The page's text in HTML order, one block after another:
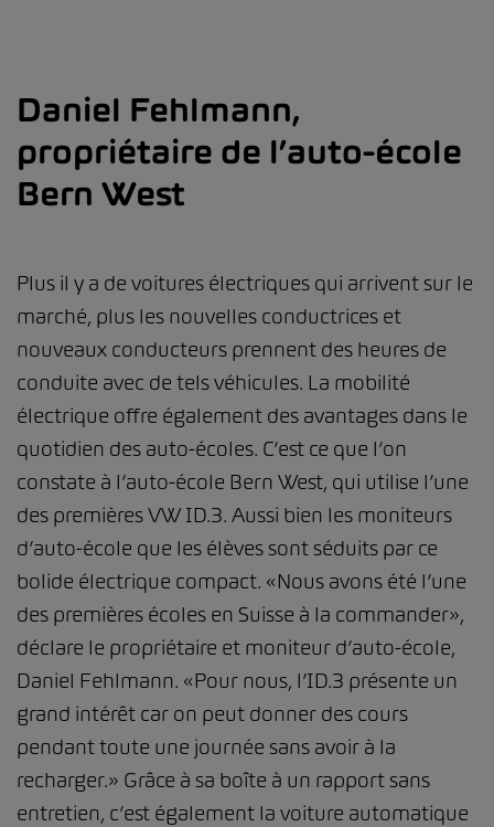
Daniel Fehlmann,
propriétaire de l’auto-école
Bern West
Plus il y a de voitures électriques qui arrivent sur le
marché, plus les nouvelles conductrices et
nouveaux conducteurs prennent des heures de
conduite avec de tels véhicules. La mobilité
électrique offre également des avantages dans le
quotidien des auto-écoles. C’est ce que l’on
constate à l’auto-école Bern West, qui utilise l’une
des premières VW ID.3. Aussi bien les moniteurs
d’auto-école que les élèves sont séduits par ce
bolide électrique compact. «Nous avons été l’une
des premières écoles en Suisse à la commander»,
déclare le propriétaire et moniteur d’auto-école,
Daniel Fehlmann. «Pour nous, l’ID.3 présente un
grand intérêt car on peut donner des cours
pendant toute une journée sans avoir à la
recharger.» Grâce à sa boîte à un rapport sans
entretien, c’est également la voiture automatique